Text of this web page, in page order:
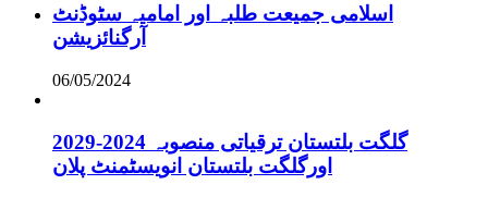
اسلامی جمیعت طلبہ اور امامیہ سٹوڈنٹ
آرگنائزیشن
06/05/2024
گلگت بلتستان ترقیاتی منصوبہ 2024-2029
اورگلگت بلتستان انویسٹمنٹ پلان